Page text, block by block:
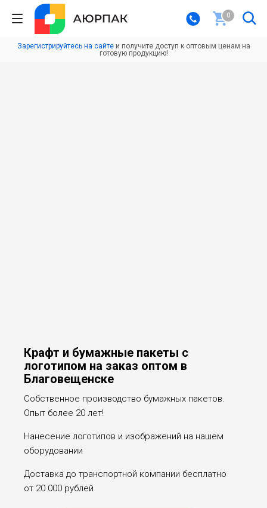
0
Зарегистрируйтесь на сайтеи получите доступ к оптовым ценам на
готовую продукцию!
Крафт и бумажные пакеты с
логотипом на заказ оптом в
Благовещенске
Собственное производство бумажных пакетов.
Опыт более 20 лет!
Нанесение логотипов и изображений на нашем
оборудовании
Доставка до транспортной компании бесплатно
от 20 000 рублей